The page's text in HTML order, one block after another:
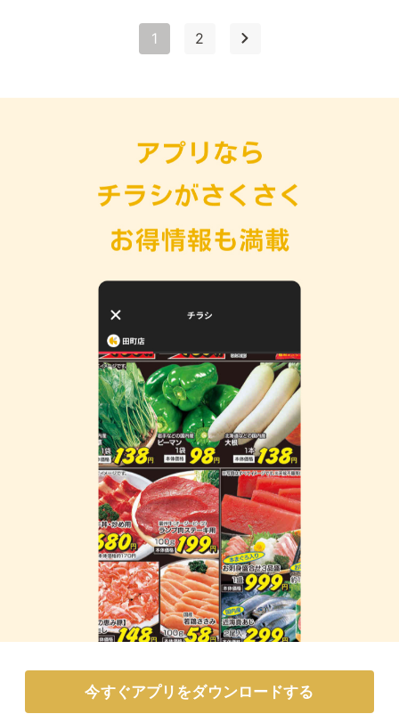
1 2
今すぐアプリをダウンロードする